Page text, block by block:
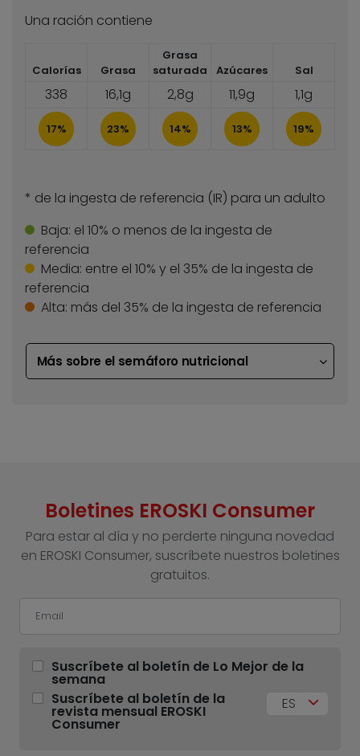
Una ración contiene
Calorías Grasa
Grasa
saturada
Azúcares Sal
338 16,1g 2,8g 11,9g 1,1g
17% 23% 14% 13% 19%
* de la ingesta de referencia (IR) para un adulto
Baja: el 10% o menos de la ingesta de
referencia
Media: entre el 10% y el 35% de la ingesta de
referencia
Alta: más del 35% de la ingesta de referencia
Más sobre el semáforo nutricional
Boletines EROSKI Consumer
Para estar al día y no perderte ninguna novedad
en EROSKI Consumer, suscríbete nuestros boletines
gratuitos.
Suscríbete al boletín de Lo Mejor de la
semana
Suscríbete al boletín de la
revista mensual EROSKI
Consumer
ES